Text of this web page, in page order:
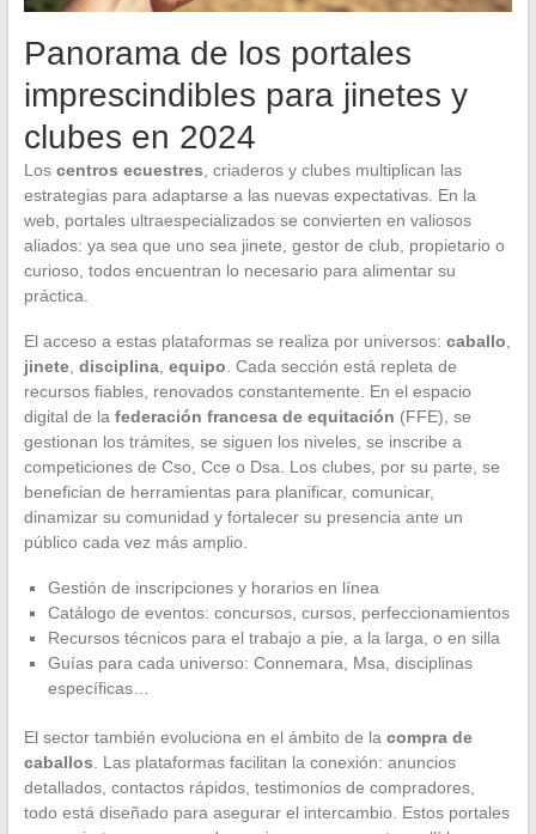
Panorama de los portales
imprescindibles para jinetes y
clubes en 2024
Los centros ecuestres , criaderos y clubes multiplican las
estrategias para adaptarse a las nuevas expectativas. En la
web, portales ultraespecializados se convierten en valiosos
aliados: ya sea que uno sea jinete, gestor de club, propietario o
curioso, todos encuentran lo necesario para alimentar su
práctica.
El acceso a estas plataformas se realiza por universos: caballo
jinete, disciplina, equipo . Cada sección está repleta de
recursos fiables, renovados constantemente. En el espacio
digital de la federación francesa de equitación (FFE), se
gestionan los trámites, se siguen los niveles, se inscribe a
competiciones de Cso, Cce o Dsa. Los clubes, por su parte, se
benefician de herramientas para planificar, comunicar,
dinamizar su comunidad y fortalecer su presencia ante un
público cada vez más amplio.
Gestión de inscripciones y horarios en línea
Catálogo de eventos: concursos, cursos, perfeccionamientos
Recursos técnicos para el trabajo a pie, a la larga, o en silla
Guías para cada universo: Connemara, Msa, disciplinas
específicas…
El sector también evoluciona en el ámbito de la compra de
caballos . Las plataformas facilitan la conexión: anuncios
detallados, contactos rápidos, testimonios de compradores,
todo está diseñado para asegurar el intercambio. Estos portales